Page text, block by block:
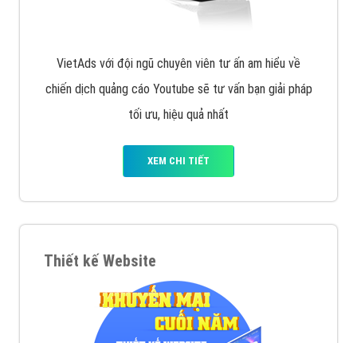
VietAds với đội ngũ chuyên viên tư ấn am hiểu về
chiến dịch quảng cáo Youtube sẽ tư vấn bạn giải pháp
tối ưu, hiệu quả nhất
XEM CHI TIẾT
Thiết kế Website